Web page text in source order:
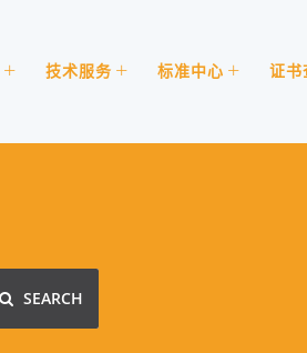
技术服务 标准中心 证书
SEARCH